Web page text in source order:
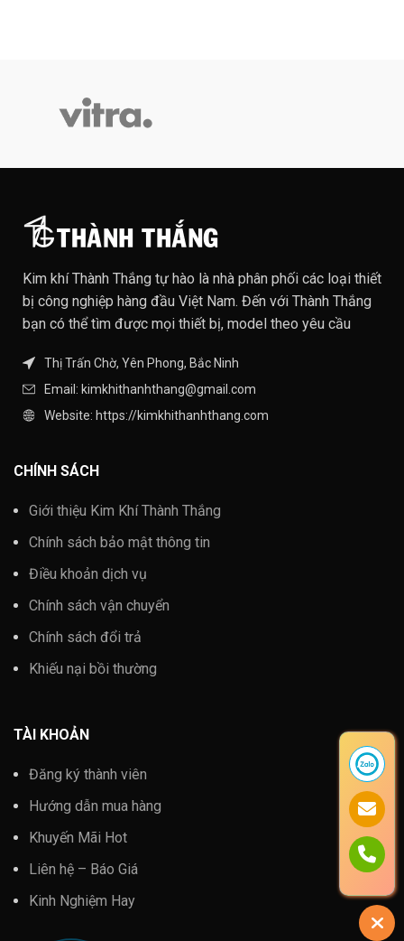
Kim khí Thành Thắng tự hào là nhà phân phối các loại thiết
bị công nghiệp hàng đầu Việt Nam. Đến với Thành Thắng
bạn có thể tìm được mọi thiết bị, model theo yêu cầu
Thị Trấn Chờ, Yên Phong, Bắc Ninh
Email: kimkhithanhthang@gmail.com
Website: https://kimkhithanhthang.com
CHÍNH SÁCH
Giới thiệu Kim Khí Thành Thắng
Chính sách bảo mật thông tin
Điều khoản dịch vụ
Chính sách vận chuyển
Chính sách đổi trả
Khiếu nại bồi thường
TÀI KHOẢN
Đăng ký thành viên
Hướng dẫn mua hàng
Khuyến Mãi Hot
Liên hệ – Báo Giá
Kinh Nghiệm Hay